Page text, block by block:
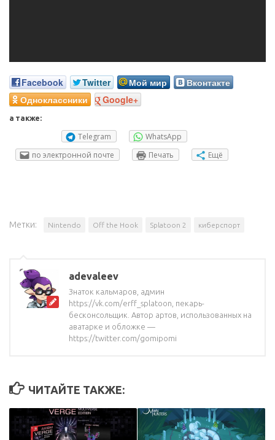
Facebook Twitter Мой мир
Вконтакте
Одноклассники
Google+
а также:
Telegram
WhatsApp
по электронной почте
Печать Ещё
Метки: Nintendo Off the Hook Splatoon 2 киберспорт
adevaleev
Знаток кальмаров, админ
https://vk.com/erff_splatoon, пекарь-
бесконсольщик. Автор артов, использованных на
аватарке и обложке —
https://twitter.com/gomipomi
ЧИТАЙТЕ ТАКЖЕ: